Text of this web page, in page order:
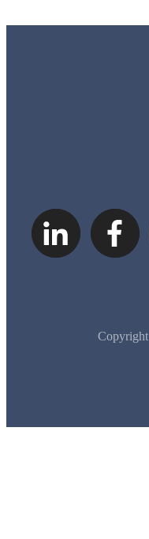
Copyright